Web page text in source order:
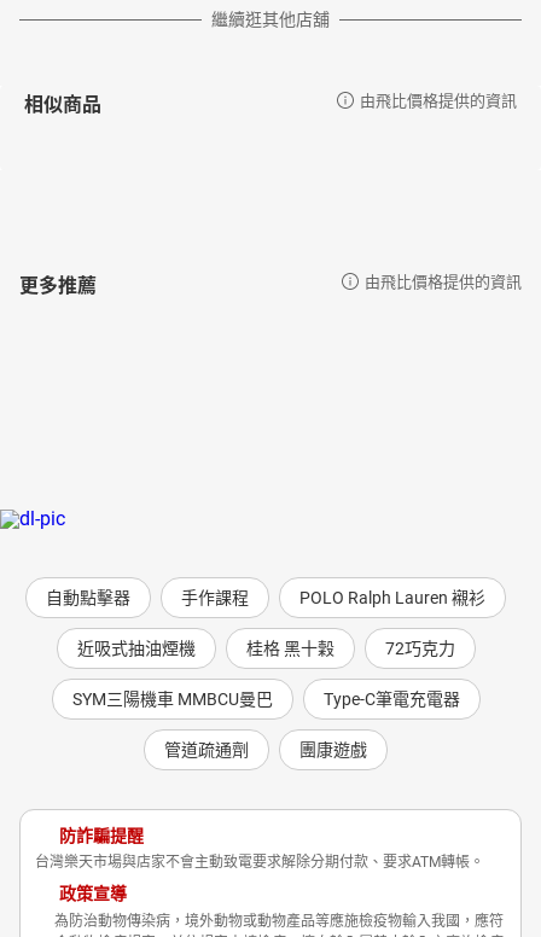
繼續逛其他店舖
相似商品 由飛比價格提供的資訊
更多推薦 由飛比價格提供的資訊
自動點擊器 手作課程 POLO Ralph Lauren 襯衫
近吸式抽油煙機 桂格 黑十穀 72巧克力
SYM三陽機車 MMBCU曼巴 Type-C筆電充電器
管道疏通劑 團康遊戲
防詐騙提醒
台灣樂天市場與店家不會主動致電要求解除分期付款、要求ATM轉帳。
政策宣導
為防治動物傳染病，境外動物或動物產品等應施檢疫物輸入我國，應符